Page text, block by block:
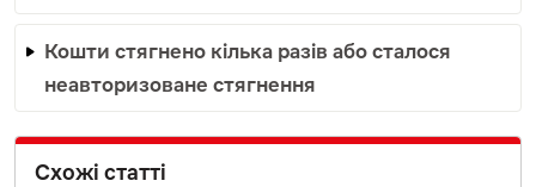
Кошти стягнено кілька разів або сталося
неавторизоване стягнення
Схожі статті